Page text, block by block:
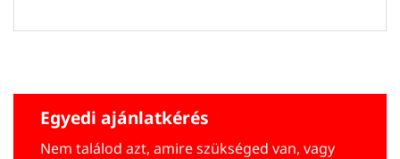
Egyedi ajánlatkérés
Nem találod azt, amire szükséged van, vagy